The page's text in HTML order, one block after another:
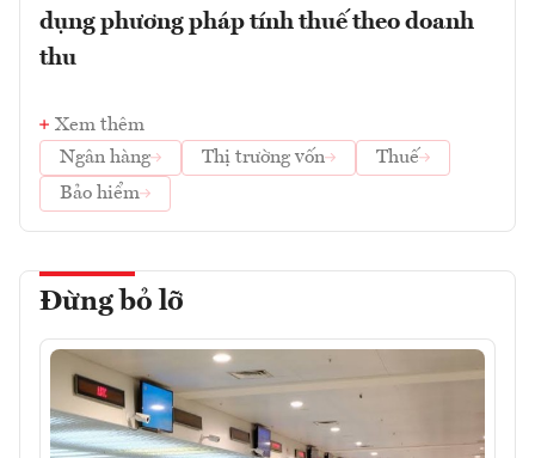
dụng phương pháp tính thuế theo doanh
thu
Xem thêm
Ngân hàng
Thị trường vốn
Thuế
Bảo hiểm
Đừng bỏ lỡ